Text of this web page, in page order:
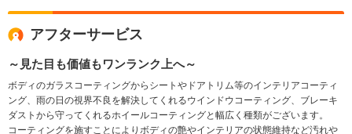
アフターサービス
～見た目も価値もワンランク上へ～
ボディのガラスコーティングからシートやドアトリム等のインテリアコーティ
ング、雨の日の視界不良を解決してくれるウインドウコーティング、ブレーキ
ダストから守ってくれるホイールコーティングと幅広く種類がございます。
コーティングを施すことによりボディの艶やインテリアの状態維持など汚れや